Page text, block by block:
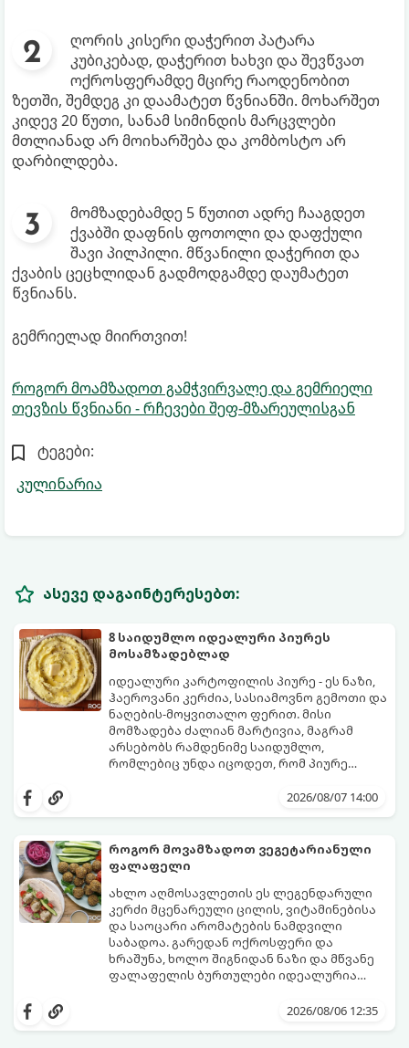
ღორის კისერი დაჭერით პატარა
კუბიკებად, დაჭერით ხახვი და შევწვათ
ოქროსფერამდე მცირე რაოდენობით
ზეთში, შემდეგ კი დაამატეთ წვნიანში. მოხარშეთ
კიდევ 20 წუთი, სანამ სიმინდის მარცვლები
მთლიანად არ მოიხარშება და კომბოსტო არ
დარბილდება.
მომზადებამდე 5 წუთით ადრე ჩააგდეთ
ქვაბში დაფნის ფოთოლი და დაფქული
შავი პილპილი. მწვანილი დაჭერით და
ქვაბის ცეცხლიდან გადმოდგამდე დაუმატეთ
წვნიანს.
გემრიელად მიირთვით!
როგორ მოამზადოთ გამჭვირვალე და გემრიელი
თევზის წვნიანი - რჩევები შეფ-მზარეულისგან
ტეგები:
კულინარია
ასევე დაგაინტერესებთ:
8 საიდუმლო იდეალური პიურეს
მოსამზადებლად
იდეალური კარტოფილის პიურე - ეს ნაზი,
ჰაეროვანი კერძია, სასიამოვნო გემოთი და
ნაღების-მოყვითალო ფერით. მისი
მომზადება ძალიან მარტივია, მაგრამ
არსებობს რამდენიმე საიდუმლო,
რომლებიც უნდა იცოდეთ, რომ პიურე
2026/08/07 14:00
როგორ მოვამზადოთ ვეგეტარიანული
ფალაფელი
ახლო აღმოსავლეთის ეს ლეგენდარული
კერძი მცენარეული ცილის, ვიტამინებისა
და საოცარი არომატების ნამდვილი
საბადოა. გარედან ოქროსფერი და
ხრაშუნა, ხოლო შიგნიდან ნაზი და მწვანე
ფალაფელის ბურთულები იდეალურია
სალათებთან ერთად ან ტახინის (სესამის)
მდგომარეობს, რომ გამოიყენება2026/08/06 12:35